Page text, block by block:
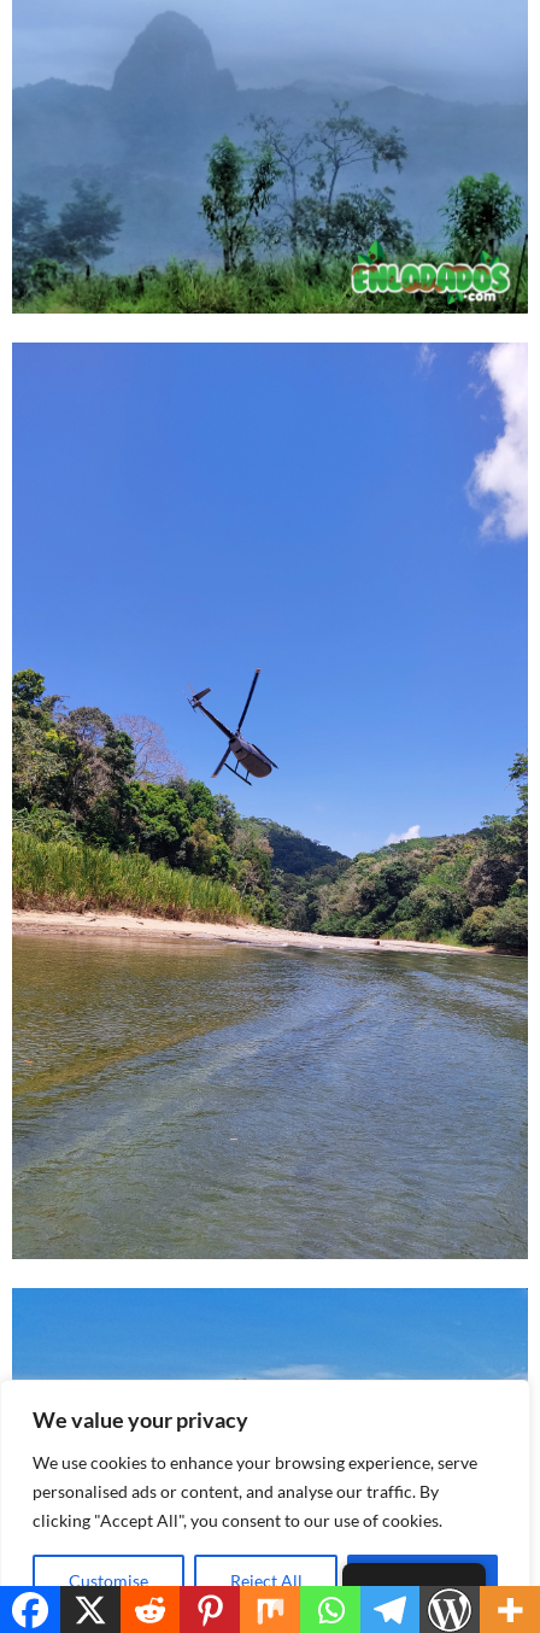
We value your privacy
We use cookies to enhance your browsing experience, serve
personalised ads or content, and analyse our traffic. By
clicking "Accept All", you consent to our use of cookies.
Customise Reject All
Spanish